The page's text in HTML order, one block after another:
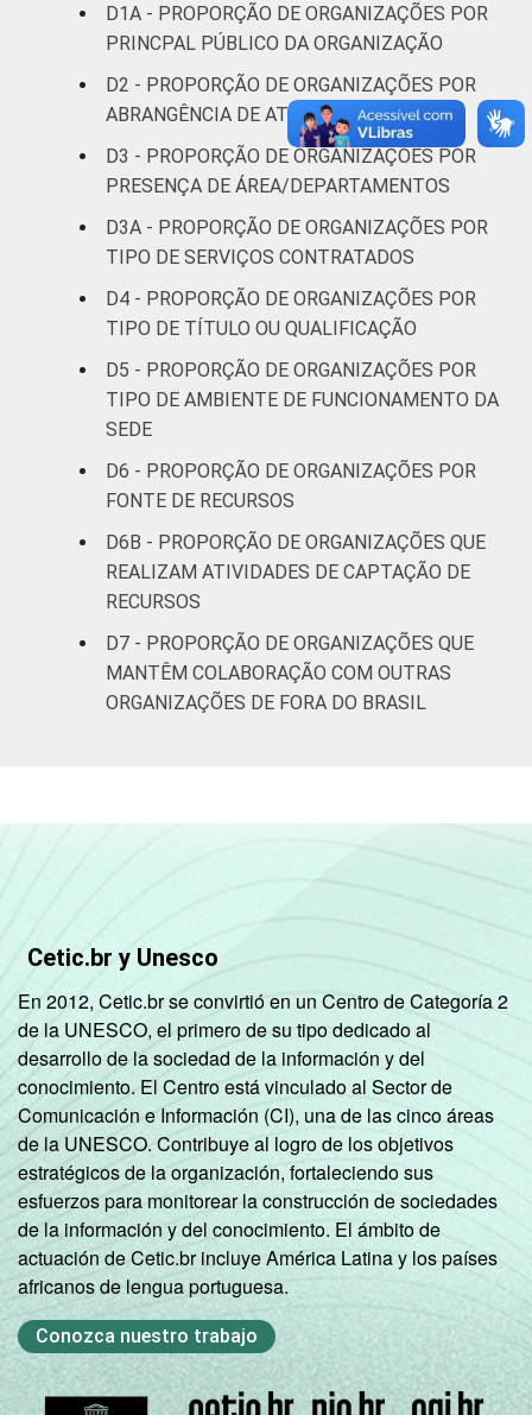
Educação, e
Pesquisa
74
Desenvolvimento
e Defesa de
Direitos
Religião 64
assistência
social
73
Outros 58
lucrativos brasileiras que declararam possuir
mais de uma pessoa remunerada. Respostas
estimuladas e rodiziadas. Cada item
apresentado se refere apenas aos
resultados da alternativa "sim". Dados
2014.
Fonte: NIC.br - out 2013 / abr 2014
D1A - PROPORÇÃO DE ORGANIZAÇÕES POR
PRINCPAL PÚBLICO DA ORGANIZAÇÃO
D2 - PROPORÇÃO DE ORGANIZAÇÕES POR
ABRANGÊNCIA DE ATUAÇÃO
D3 - PROPORÇÃO DE ORGANIZAÇÕES POR
PRESENÇA DE ÁREA/DEPARTAMENTOS
D3A - PROPORÇÃO DE ORGANIZAÇÕES POR
TIPO DE SERVIÇOS CONTRATADOS
D4 - PROPORÇÃO DE ORGANIZAÇÕES POR
TIPO DE TÍTULO OU QUALIFICAÇÃO
D5 - PROPORÇÃO DE ORGANIZAÇÕES POR
TIPO DE AMBIENTE DE FUNCIONAMENTO DA
SEDE
D6 - PROPORÇÃO DE ORGANIZAÇÕES POR
FONTE DE RECURSOS
D6B - PROPORÇÃO DE ORGANIZAÇÕES QUE
REALIZAM ATIVIDADES DE CAPTAÇÃO DE
RECURSOS
D7 - PROPORÇÃO DE ORGANIZAÇÕES QUE
MANTÊM COLABORAÇÃO COM OUTRAS
ORGANIZAÇÕES DE FORA DO BRASIL
Cetic.br y Unesco
En 2012, Cetic.br se convirtió en un Centro de Categoría 2
de la UNESCO, el primero de su tipo dedicado al
desarrollo de la sociedad de la información y del
conocimiento. El Centro está vinculado al Sector de
Comunicación e Información (CI), una de las cinco áreas
de la UNESCO. Contribuye al logro de los objetivos
estratégicos de la organización, fortaleciendo sus
esfuerzos para monitorear la construcción de sociedades
de la información y del conocimiento. El ámbito de
actuación de Cetic.br incluye América Latina y los países
africanos de lengua portuguesa.
Conozca nuestro trabajo